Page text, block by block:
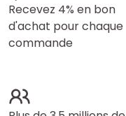
Recevez 4% en bon
d'achat pour chaque
commande